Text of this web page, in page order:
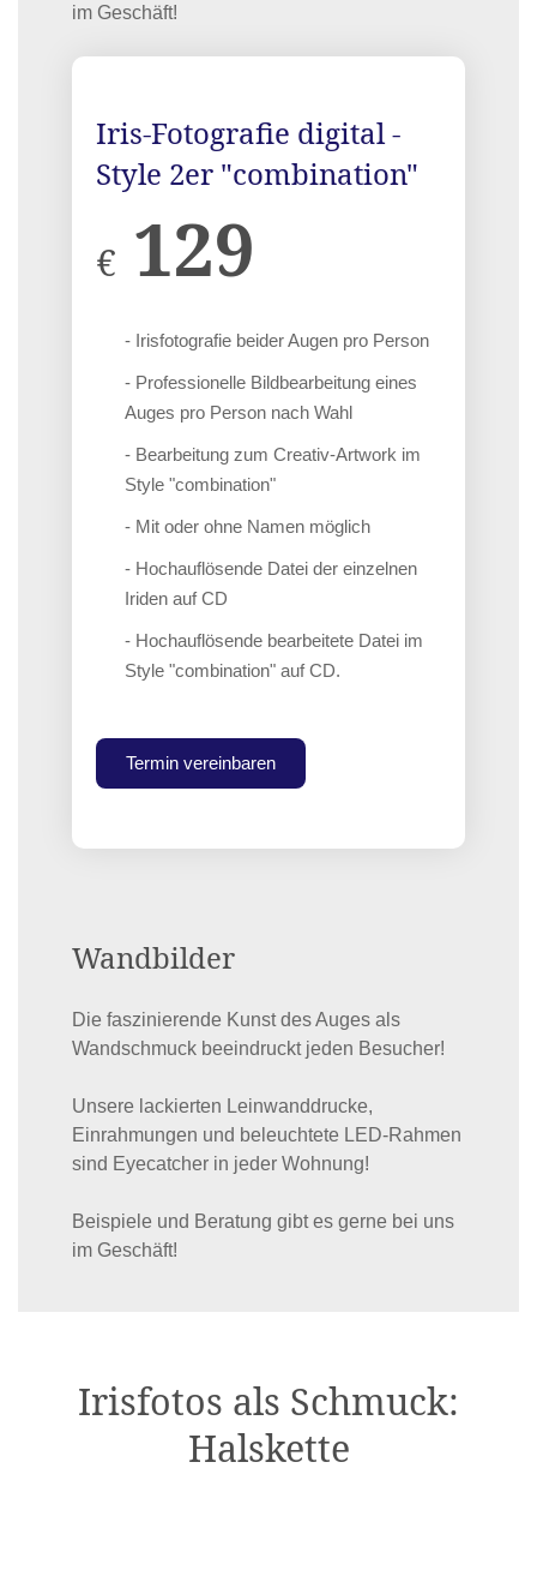
im Geschäft!
Wandbilder
Die faszinierende Kunst des Auges als
Wandschmuck beeindruckt jeden Besucher!
Unsere lackierten Leinwanddrucke,
Einrahmungen und beleuchtete LED-Rahmen
sind Eyecatcher in jeder Wohnung!
Beispiele und Beratung gibt es gerne bei uns
im Geschäft!
Iris-Fotografie digital -
Style 2er "combination"
€ 129
- Irisfotografie beider Augen pro Person
- Professionelle Bildbearbeitung eines
Auges pro Person nach Wahl
- Bearbeitung zum Creativ-Artwork im
Style "combination"
- Mit oder ohne Namen möglich
- Hochauflösende Datei der einzelnen
Iriden auf CD
- Hochauflösende bearbeitete Datei im
Style "combination" auf CD.
Termin vereinbaren
Irisfotos als Schmuck:
Halskette